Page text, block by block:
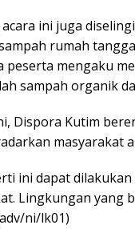
ini juga
rumah
peserta mengaku
sampah organik
Dispora Kutim
masyarakat
ini dapat
Lingkungan yang
ni/lk01)